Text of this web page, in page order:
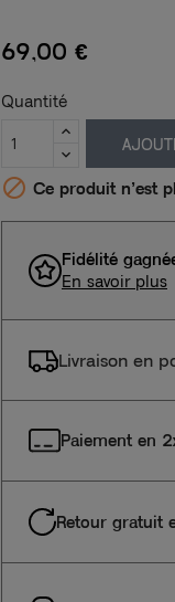
69,00 €
Quantité
 Ce produit n’est
Fidélité
En savoir plus
Livraison en
Paiement en
Retour gratuit